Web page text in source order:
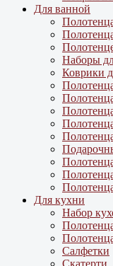
Для ванной
Наборы
Коврики
Для кухни
Набор
Салфетки
Скатерти